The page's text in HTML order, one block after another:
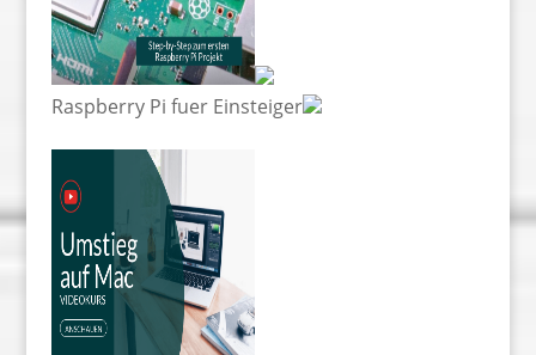
Raspberry Pi fuer Einsteiger